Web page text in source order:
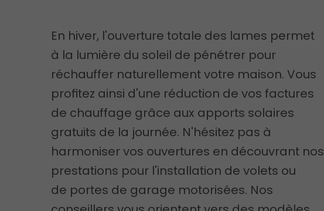
En hiver, l'ouverture totale des lames permet
à la lumière du soleil de pénétrer pour
réchauffer naturellement votre maison. Vous
profitez ainsi d'une réduction de vos factures
de chauffage grâce aux apports solaires
gratuits de la journée. N'hésitez pas à
harmoniser vos ouvertures en découvrant nos
prestations pour l'installation de volets ou
de portes de garage motorisées. Nos